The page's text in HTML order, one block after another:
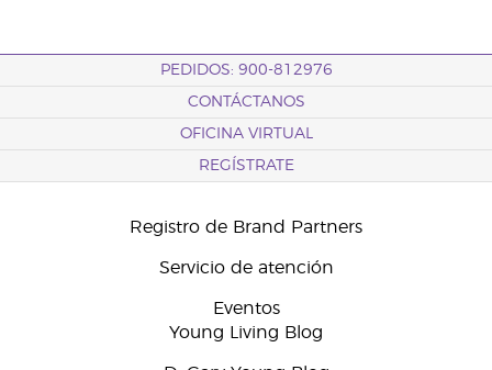
PEDIDOS: 900-812976
CONTÁCTANOS
OFICINA VIRTUAL
REGÍSTRATE
Registro de Brand Partners
Servicio de atención
Eventos
Young Living Blog